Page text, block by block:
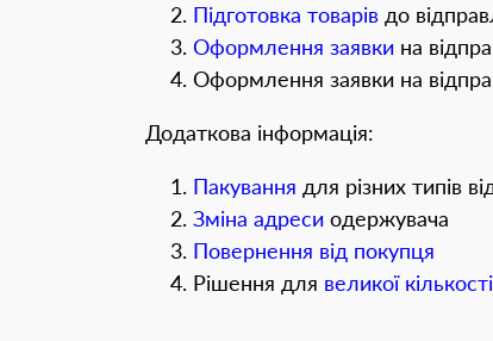
Підготовка товарів до
Оформлення заявки на
Оформлення заявки на
Додаткова інформація:
Пакування для різних типів
Зміна адреси одержувача
Повернення від покупця
Рішення для великої